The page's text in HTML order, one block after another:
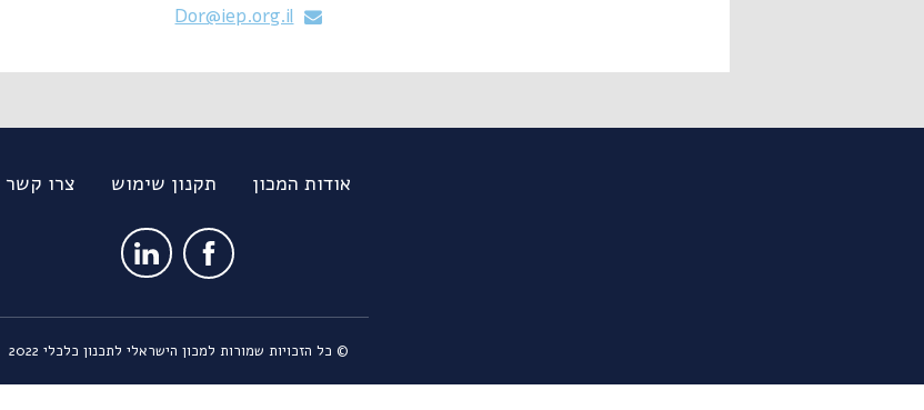
Dor@iep.org.il 
צרו קשר תקנון שימוש אודות המכון
כל הזכויות שמורות למכון הישראלי לתכנון כלכלי 2022 ©